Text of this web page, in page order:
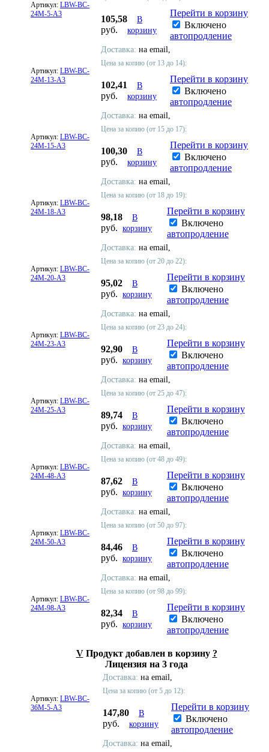
Артикул: LBW-BC-
24M-5-A3
105,58
руб.
В
корзину
Перейти в корзину
Включено
автопродление
Артикул: LBW-BC-
24M-13-A3
Доставка: на email,
Цена за копию (от 13 до 14):
102,41
руб.
В
корзину
Перейти в корзину
Включено
автопродление
Артикул: LBW-BC-
24M-15-A3
Доставка: на email,
Цена за копию (от 15 до 17):
100,30
руб.
В
корзину
Перейти в корзину
Включено
автопродление
Артикул: LBW-BC-
24M-18-A3
Доставка: на email,
Цена за копию (от 18 до 19):
98,18
руб.
В
корзину
Перейти в корзину
Включено
автопродление
Артикул: LBW-BC-
24M-20-A3
Доставка: на email,
Цена за копию (от 20 до 22):
95,02
руб.
В
корзину
Перейти в корзину
Включено
автопродление
Артикул: LBW-BC-
24M-23-A3
Доставка: на email,
Цена за копию (от 23 до 24):
92,90
руб.
В
корзину
Перейти в корзину
Включено
автопродление
Артикул: LBW-BC-
24M-25-A3
Доставка: на email,
Цена за копию (от 25 до 47):
89,74
руб.
В
корзину
Перейти в корзину
Включено
автопродление
Артикул: LBW-BC-
24M-48-A3
Доставка: на email,
Цена за копию (от 48 до 49):
87,62
руб.
В
корзину
Перейти в корзину
Включено
автопродление
Артикул: LBW-BC-
24M-50-A3
Доставка: на email,
Цена за копию (от 50 до 97):
84,46
руб.
В
корзину
Перейти в корзину
Включено
автопродление
Артикул: LBW-BC-
24M-98-A3
Доставка: на email,
Цена за копию (от 98 до 99):
82,34
руб.
В
корзину
Перейти в корзину
Включено
автопродление
V Продукт добавлен в корзину ?
Лицензия на 3 года
Артикул: LBW-BC-
36M-5-A3
Доставка: на email,
Цена за копию (от 5 до 12):
147,80
руб.
В
корзину
Перейти в корзину
Включено
автопродление
Доставка: на email,